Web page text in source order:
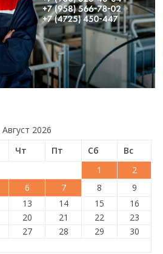
Август 2026
Чт Пт Сб
Вс
1
2
6 7 8
9
13 14 15
16
20 21 22
23
27 28 29
30